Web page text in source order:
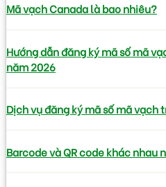
Mã vạch Canada là bao nhiêu?
Hướng dẫn đăng ký mã số mã
năm 2026
Dịch vụ đăng ký mã số mã vạch
Barcode và QR code khác nhau